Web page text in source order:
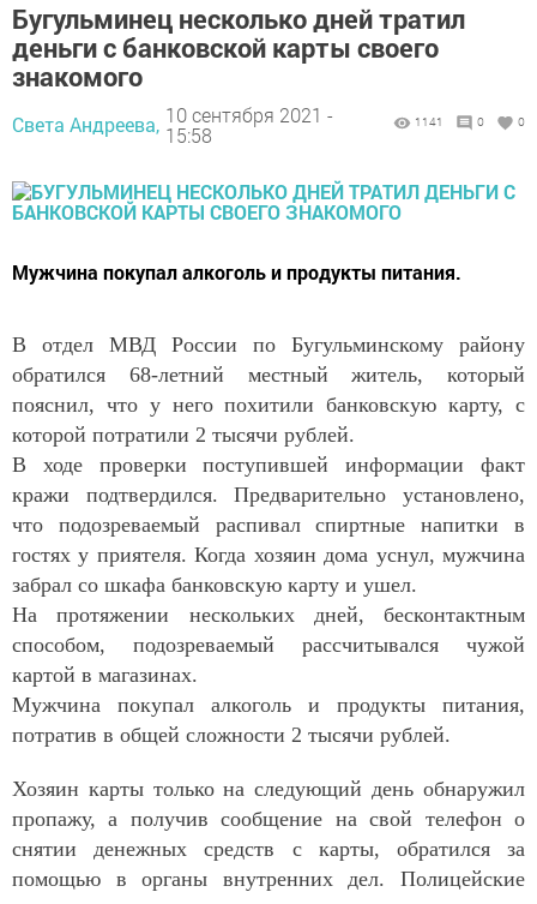
Бугульминец несколько дней тратил
деньги с банковской карты своего
знакомого
Света Андреева, 10 сентября 2021 -
15:58
1141 0 0
Мужчина покупал алкоголь и продукты питания.
В отдел МВД России по Бугульминскому району
обратился 68-летний местный житель, который
пояснил, что у него похитили банковскую карту, с
которой потратили 2 тысячи рублей.
В ходе проверки поступившей информации факт
кражи подтвердился. Предварительно установлено,
что подозреваемый распивал спиртные напитки в
гостях у приятеля. Когда хозяин дома уснул, мужчина
забрал со шкафа банковскую карту и ушел.
На протяжении нескольких дней, бесконтактным
способом, подозреваемый рассчитывался чужой
картой в магазинах.
Мужчина покупал алкоголь и продукты питания,
потратив в общей сложности 2 тысячи рублей.
Хозяин карты только на следующий день обнаружил
пропажу, а получив сообщение на свой телефон о
снятии денежных средств с карты, обратился за
помощью в органы внутренних дел. Полицейские